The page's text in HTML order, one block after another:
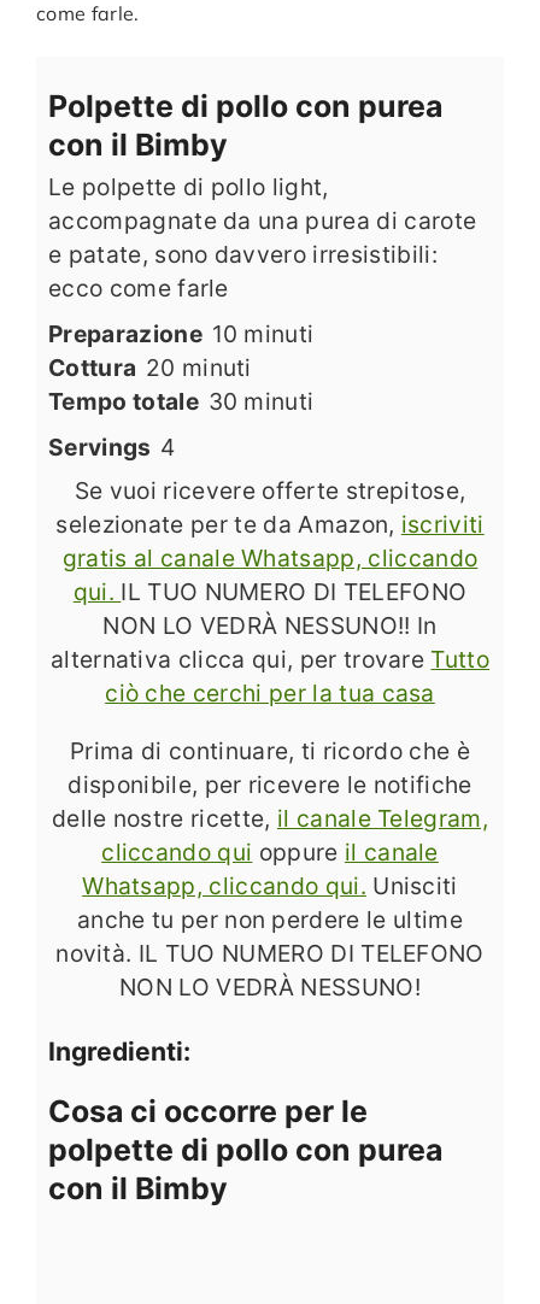
come farle.
Polpette di pollo con purea
con il Bimby
Le polpette di pollo light,
accompagnate da una purea di carote
e patate, sono davvero irresistibili:
ecco come farle
Preparazione 10 minuti
minuti
Cottura 20 minuti
minuti
Tempo totale 30 minuti
minuti
Servings 4
Se vuoi ricevere offerte strepitose,
selezionate per te da Amazon, iscriviti
gratis al canale Whatsapp, cliccando
qui. IL TUO NUMERO DI TELEFONO
NON LO VEDRÀ NESSUNO!! In
alternativa clicca qui, per trovare Tutto
ciò che cerchi per la tua casa
Prima di continuare, ti ricordo che è
disponibile, per ricevere le notifiche
delle nostre ricette, il canale Telegram,
cliccando qui oppure il canale
Whatsapp, cliccando qui. Unisciti
anche tu per non perdere le ultime
novità. IL TUO NUMERO DI TELEFONO
NON LO VEDRÀ NESSUNO!
Ingredienti:
Cosa ci occorre per le
polpette di pollo con purea
con il Bimby